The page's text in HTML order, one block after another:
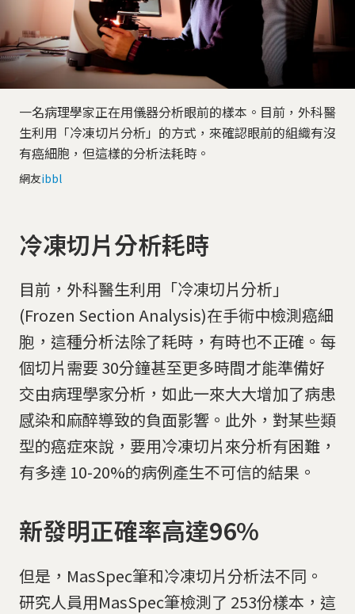
一名病理學家正在用儀器分析眼前的樣本。目前，外科醫
生利用「冷凍切片分析」的方式，來確認眼前的組織有沒
有癌細胞，但這樣的分析法耗時。
網友ibbl
冷凍切片分析耗時
目前，外科醫生利用「冷凍切片分析」
(Frozen Section Analysis)在手術中檢測癌細
胞，這種分析法除了耗時，有時也不正確。每
個切片需要 30分鐘甚至更多時間才能準備好
交由病理學家分析，如此一來大大增加了病患
感染和麻醉導致的負面影響。此外，對某些類
型的癌症來說，要用冷凍切片來分析有困難，
有多達 10-20%的病例產生不可信的結果。
新發明正確率高達96%
但是，MasSpec筆和冷凍切片分析法不同。
研究人員用MasSpec筆檢測了 253份樣本，這